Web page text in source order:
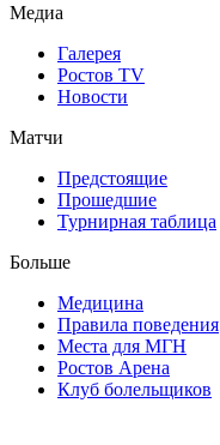
Медиа
Галерея
Ростов TV
Новости
Матчи
Предстоящие
Прошедшие
Турнирная таблица
Больше
Медицина
Правила поведения
Места для МГН
Ростов Арена
Клуб болельщиков